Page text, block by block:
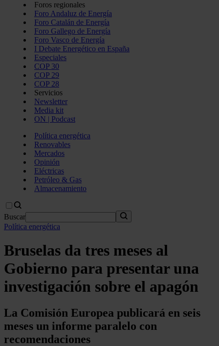
Foros regionales
Foro Andaluz de Energía
Foro Catalán de Energía
Foro Gallego de Energía
Foro Vasco de Energía
I Debate Energético en España
Especiales
COP 30
COP 29
COP 28
Servicios
Newsletter
Media kit
ON | Podcast
Política energética
Renovables
Mercados
Opinión
Eléctricas
Petróleo & Gas
Almacenamiento
Buscar
Política energética
Bruselas da tres meses al
Gobierno para presentar una
investigación sobre el apagón
La Comisión Europea publicará en seis
meses un informe paralelo con
recomendaciones